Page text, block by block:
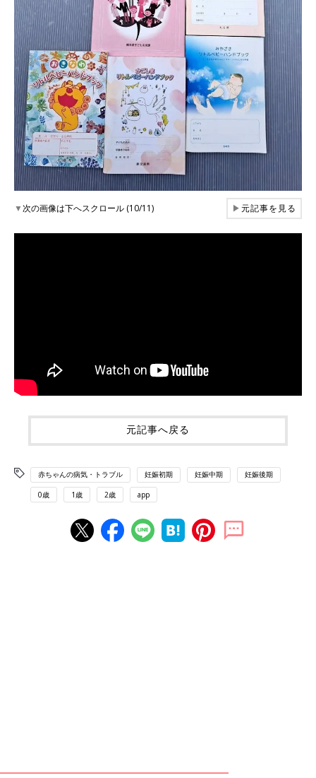
▼次の画像は下へスクロール (10/11) ▶元記事を見る
元記事へ戻る
赤ちゃんの病気・トラブル 妊娠初期 妊娠中期 妊娠後期
0歳 1歳 2歳 app